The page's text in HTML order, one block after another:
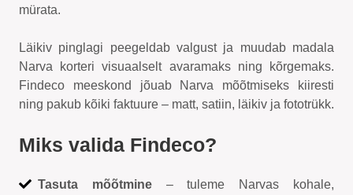
mürata.
Läikiv pinglagi peegeldab valgust ja muudab madala
Narva korteri visuaalselt avaramaks ning kõrgemaks.
Findeco meeskond jõuab Narva mõõtmiseks kiiresti
ning pakub kõiki faktuure – matt, satiin, läikiv ja fototrükk.
Miks valida Findeco?
Tasuta mõõtmine– tuleme Narvas kohale,